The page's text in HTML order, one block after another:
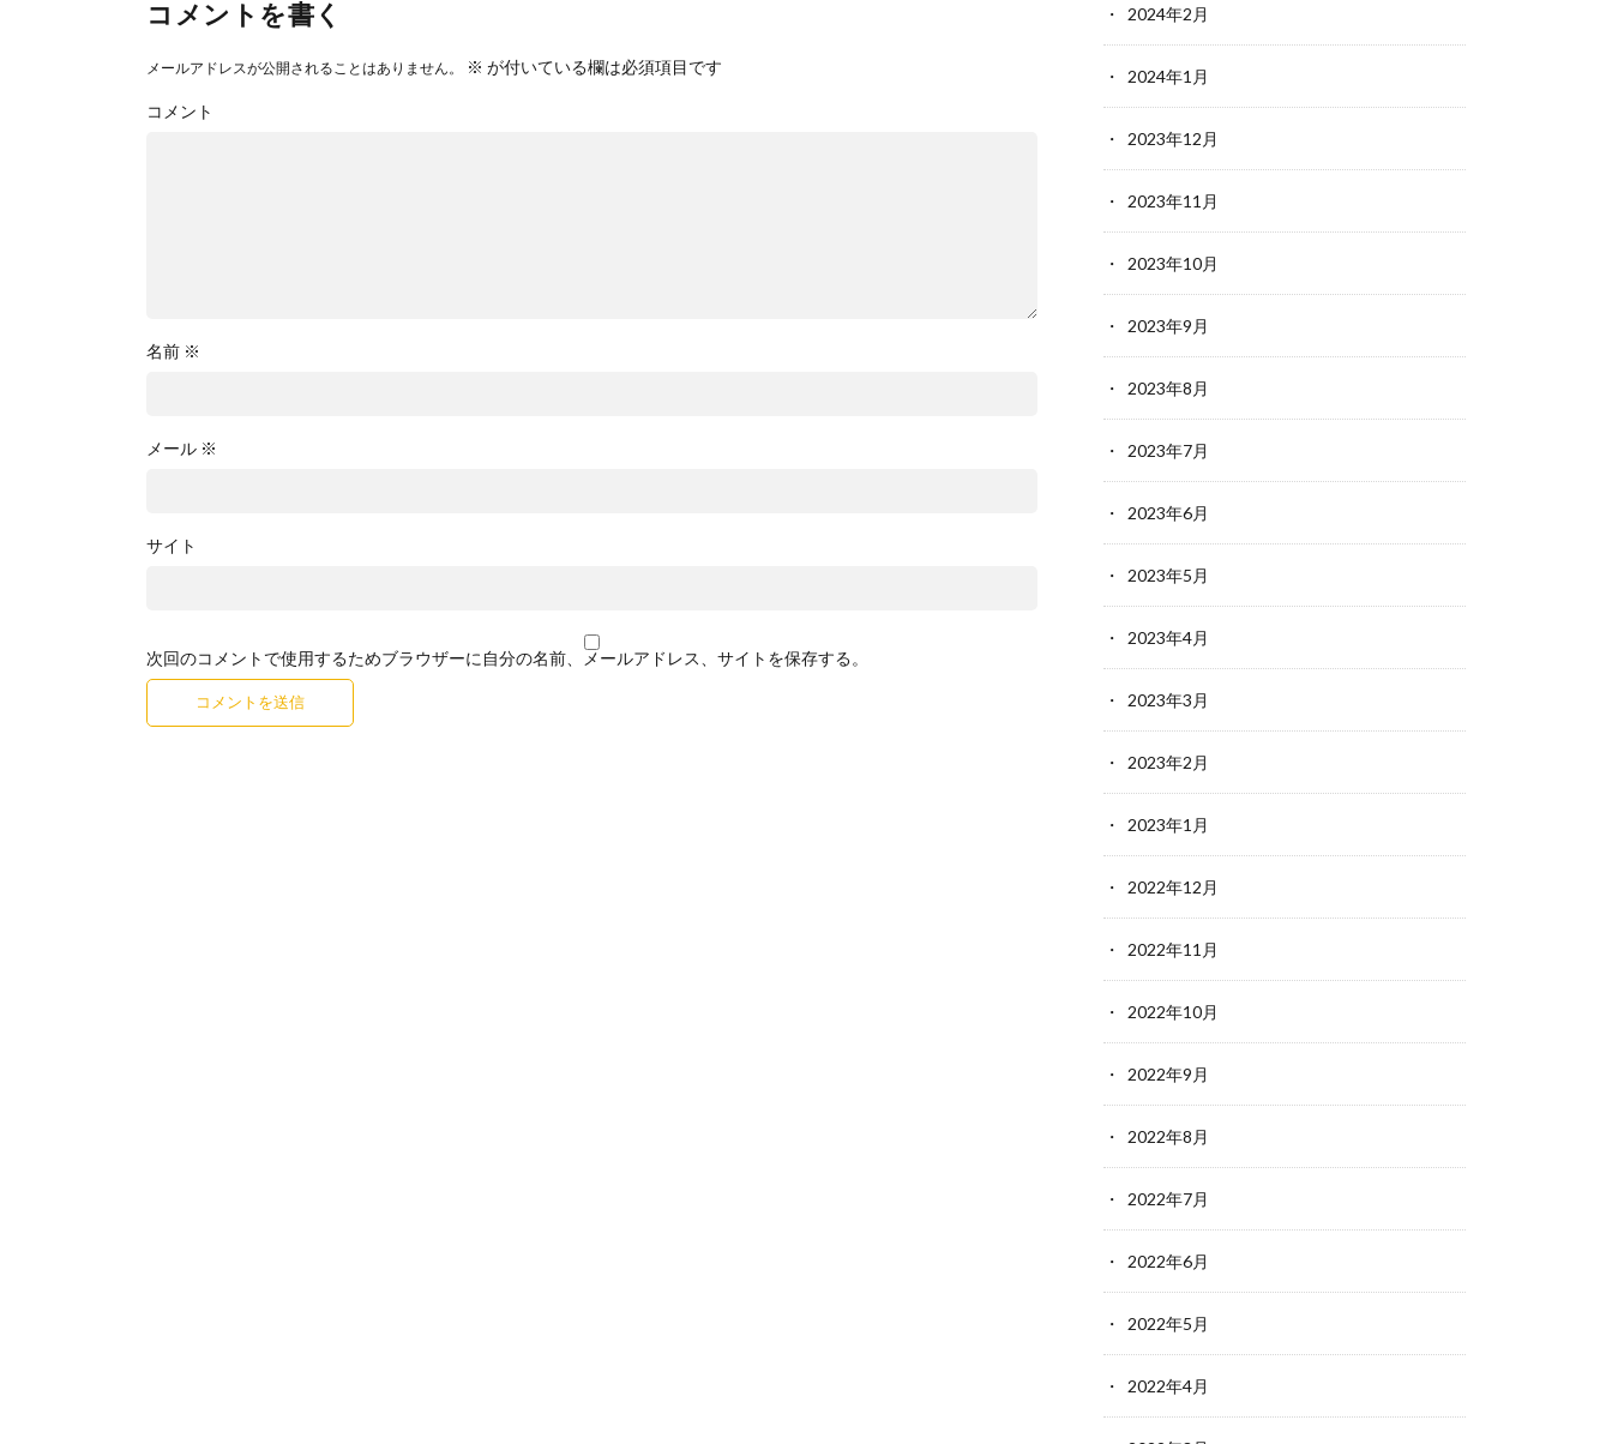
コメントを書く
メールアドレスが公開されることはありません。 ※ が付いている欄は必須項目です
コメント
名前 ※
メール ※
サイト
次回のコメントで使用するためブラウザーに自分の名前、メールアドレス、サイトを保存する。
2024年2月
2024年1月
2023年12月
2023年11月
2023年10月
2023年9月
2023年8月
2023年7月
2023年6月
2023年5月
2023年4月
2023年3月
2023年2月
2023年1月
2022年12月
2022年11月
2022年10月
2022年9月
2022年8月
2022年7月
2022年6月
2022年5月
2022年4月